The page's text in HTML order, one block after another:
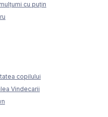
cu puțin
copilului
Vindecarii